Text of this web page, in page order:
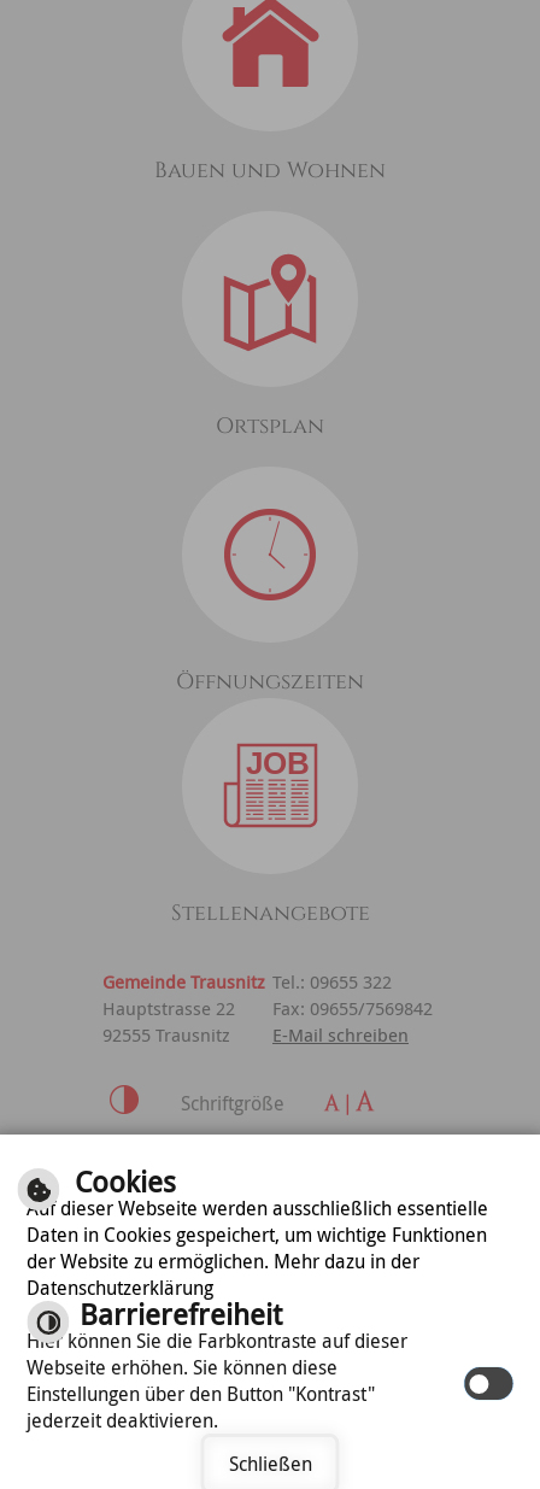
Bauen und Wohnen
Ortsplan
Öffnungszeiten
Stellenangebote
Gemeinde Trausnitz Tel.: 09655 322
Hauptstrasse 22
Fax: 09655/7569842
92555 Trausnitz
E-Mail schreiben
Schriftgröße
Datenschutzerklärung
optimiert für
mobile Endgeräte
©cm city media GmbH
Termin vereinbaren
Cookies
Auf dieser Webseite werden ausschließlich essentielle
Daten in Cookies gespeichert, um wichtige Funktionen
der Website zu ermöglichen. Mehr dazu in der
Datenschutzerklärung
Barrierefreiheit
Hier können Sie die Farbkontraste auf dieser
Webseite erhöhen. Sie können diese
Einstellungen über den Button "Kontrast"
jederzeit deaktivieren.
Schließen